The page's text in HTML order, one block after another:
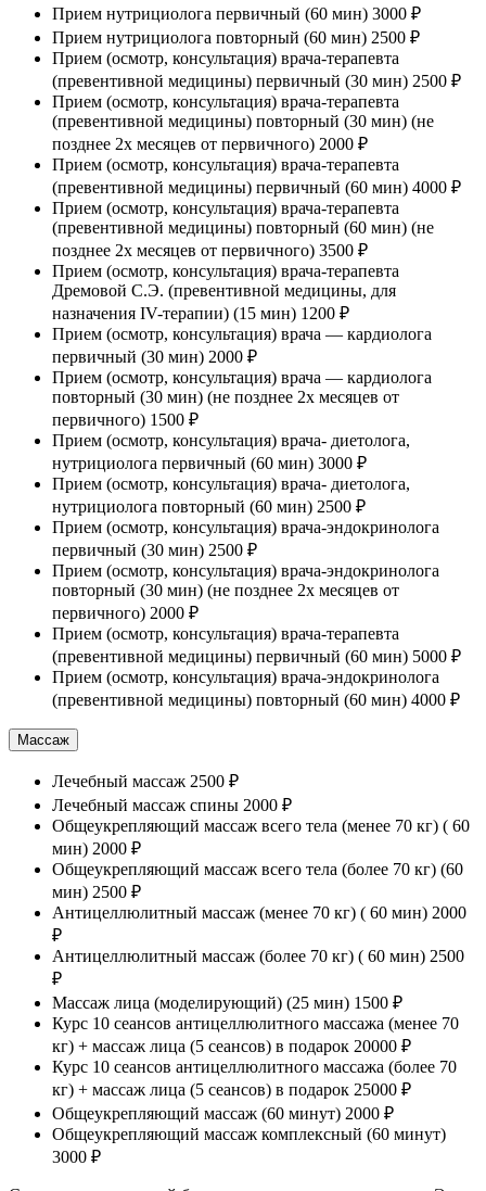
Прием нутрициолога первичный (60 мин) 3000 ₽
Прием нутрициолога повторный (60 мин) 2500 ₽
Прием (осмотр, консультация) врача-терапевта
(превентивной медицины) первичный (30 мин) 2500 ₽
Прием (осмотр, консультация) врача-терапевта
(превентивной медицины) повторный (30 мин) (не
позднее 2х месяцев от первичного) 2000 ₽
Прием (осмотр, консультация) врача-терапевта
(превентивной медицины) первичный (60 мин) 4000 ₽
Прием (осмотр, консультация) врача-терапевта
(превентивной медицины) повторный (60 мин) (не
позднее 2х месяцев от первичного) 3500 ₽
Прием (осмотр, консультация) врача-терапевта
Дремовой С.Э. (превентивной медицины, для
назначения IV-терапии) (15 мин) 1200 ₽
Прием (осмотр, консультация) врача — кардиолога
первичный (30 мин) 2000 ₽
Прием (осмотр, консультация) врача — кардиолога
повторный (30 мин) (не позднее 2х месяцев от
первичного) 1500 ₽
Прием (осмотр, консультация) врача- диетолога,
нутрициолога первичный (60 мин) 3000 ₽
Прием (осмотр, консультация) врача- диетолога,
нутрициолога повторный (60 мин) 2500 ₽
Прием (осмотр, консультация) врача-эндокринолога
первичный (30 мин) 2500 ₽
Прием (осмотр, консультация) врача-эндокринолога
повторный (30 мин) (не позднее 2х месяцев от
первичного) 2000 ₽
Прием (осмотр, консультация) врача-терапевта
(превентивной медицины) первичный (60 мин) 5000 ₽
Прием (осмотр, консультация) врача-эндокринолога
(превентивной медицины) повторный (60 мин) 4000 ₽
Массаж
Лечебный массаж 2500 ₽
Лечебный массаж спины 2000 ₽
Общеукрепляющий массаж всего тела (менее 70 кг) ( 60
мин) 2000 ₽
Общеукрепляющий массаж всего тела (более 70 кг) (60
мин) 2500 ₽
Антицеллюлитный массаж (менее 70 кг) ( 60 мин) 2000
₽
Антицеллюлитный массаж (более 70 кг) ( 60 мин) 2500
₽
Массаж лица (моделирующий) (25 мин) 1500 ₽
Курс 10 сеансов антицеллюлитного массажа (менее 70
кг) + массаж лица (5 сеансов) в подарок 20000 ₽
Курс 10 сеансов антицеллюлитного массажа (более 70
кг) + массаж лица (5 сеансов) в подарок 25000 ₽
Общеукрепляющий массаж (60 минут) 2000 ₽
Общеукрепляющий массаж комплексный (60 минут)
3000 ₽